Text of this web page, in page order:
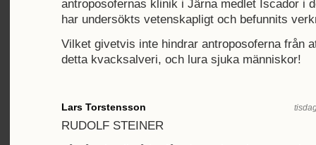
antroposofernas klinik i Järna medlet Iscador i
har undersökts vetenskapligt och befunnits
Vilket givetvis inte hindrar antroposoferna från
detta kvacksalveri, och lura sjuka människor!
Lars Torstensson
RUDOLF STEINER